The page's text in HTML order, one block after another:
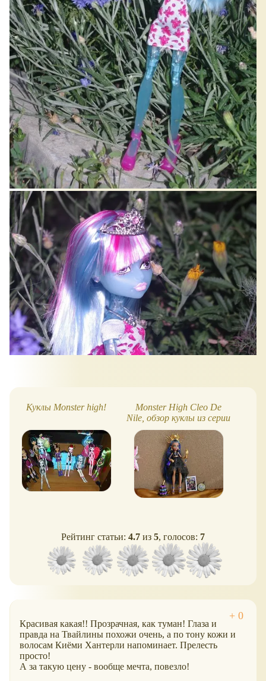
Куклы Monster high!
Monster High Cleo De
Nile, обзор куклы из серии
Monster Ball. Ревизия 42
кукол
Рейтинг статьи: 4.7 из 5, голосов: 7
Красивая какая!! Прозрачная, как туман! Глаза и
правда на Твайлины похожи очень, а по тону кожи и
волосам Киёми Хантерли напоминает. Прелесть
просто!
А за такую цену - вообще мечта, повезло!